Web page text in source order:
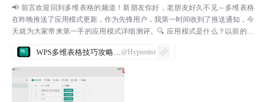
📢 前言欢迎回到多维表格的频道！新朋友你好，老朋友好久不见～多维表格
在昨晚推送了应用模式更新，作为先锋用户，我第一时间收到了推送通知，今
天就为大家带来第一手的应用模式详细测评。🔍 应用模式是什么？以前的多
维表格只有一个「数据」标签页，而现在顶部新增了一个「...
@Hypnotist